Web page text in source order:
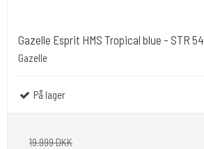
Gazelle Esprit HMS Tropical blue - STR 54
Gazelle
På lager
19.999 DKK